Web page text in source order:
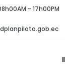
- 17h00PM